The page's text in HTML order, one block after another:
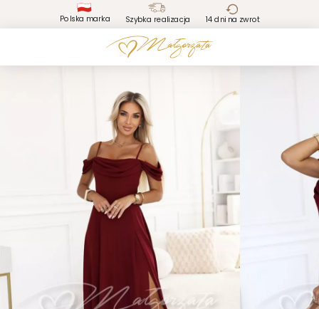
Polska marka Szybka realizacja 14 dni na zwrot